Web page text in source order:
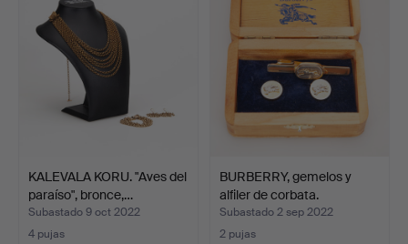
KALEVALA KORU. "Aves del
paraíso", bronce,…
Subastado 9 oct 2022
4 pujas
BURBERRY, gemelos y
alfiler de corbata.
Subastado 2 sep 2022
2 pujas